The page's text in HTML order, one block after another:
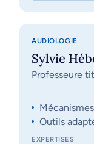
AUDIOLOGIE
Sylvie
Professeure
Outils
EXPERTISES